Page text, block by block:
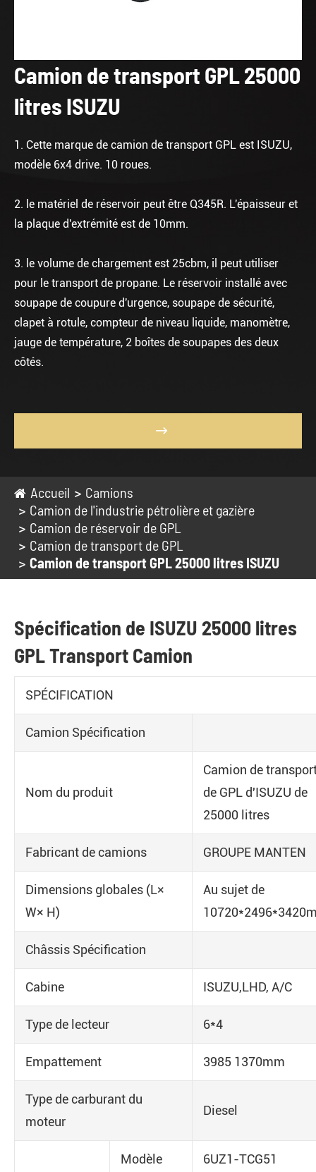
Camion de transport GPL 25000
litres ISUZU
1. Cette marque de camion de transport GPL est ISUZU,
modèle 6x4 drive. 10 roues.
2. le matériel de réservoir peut être Q345R. L'épaisseur et
la plaque d'extrémité est de 10mm.
3. le volume de chargement est 25cbm, il peut utiliser
pour le transport de propane. Le réservoir installé avec
soupape de coupure d'urgence, soupape de sécurité,
clapet à rotule, compteur de niveau liquide, manomètre,
jauge de température, 2 boîtes de soupapes des deux
côtés.

Accueil
Camions
Camion de l'industrie pétrolière et gazière
Camion de réservoir de GPL
Camion de transport de GPL
Camion de transport GPL 25000 litres ISUZU
Spécification de ISUZU 25000 litres
GPL Transport Camion
SPÉCIFICATION
Camion Spécification
Nom du produit
Camion de
de GPL d'ISUZU de
25000 litres
Fabricant de camions GROUPE MANTEN
Dimensions globales (L×
W× H)
Au sujet de
Châssis Spécification
Cabine ISUZU,LHD, A/C
Type de lecteur 6*4
Empattement 3985 1370mm
Type de carburant du
moteur
Diesel
Modèle 6UZ1-TCG51